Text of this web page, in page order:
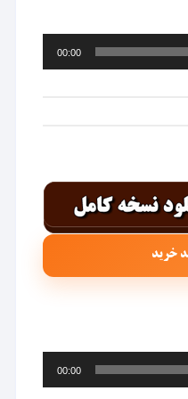
00:00
خرید
00:00